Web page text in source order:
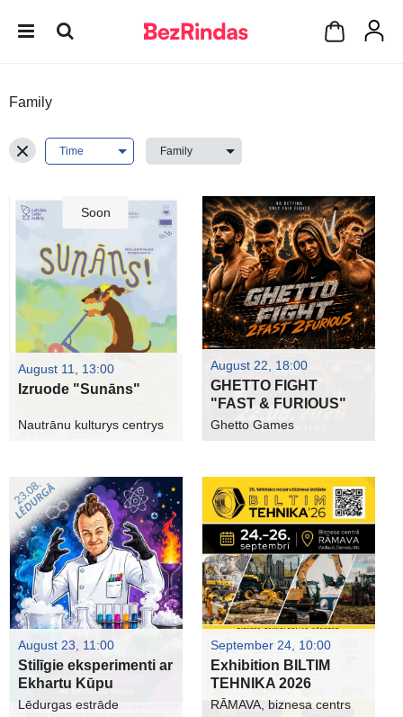
Family
Soon
August 11, 13:00
Izruode "Sunāns"
Nautrānu kulturys centrys
August 22, 18:00
GHETTO FIGHT
"FAST & FURIOUS"
Ghetto Games
August 23, 11:00
Stilīgie eksperimenti ar
Ekhartu Kūpu
Lēdurgas estrāde
September 24, 10:00
Exhibition BILTIM
TEHNIKA 2026
RĀMAVA, biznesa centrs